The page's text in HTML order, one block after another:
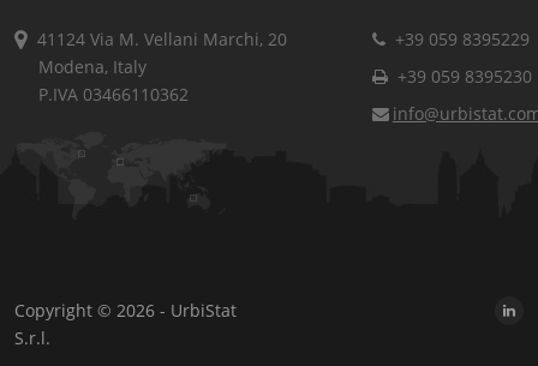
41124 Via M. Vellani Marchi, 20
Modena, Italy
P.IVA 03466110362
+39 059 8395229
+39 059 8395230
Copyright © 2026 - UrbiStat
S.r.l.